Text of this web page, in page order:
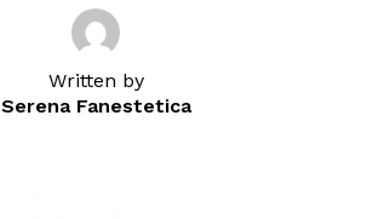
Written by
Serena Fanestetica